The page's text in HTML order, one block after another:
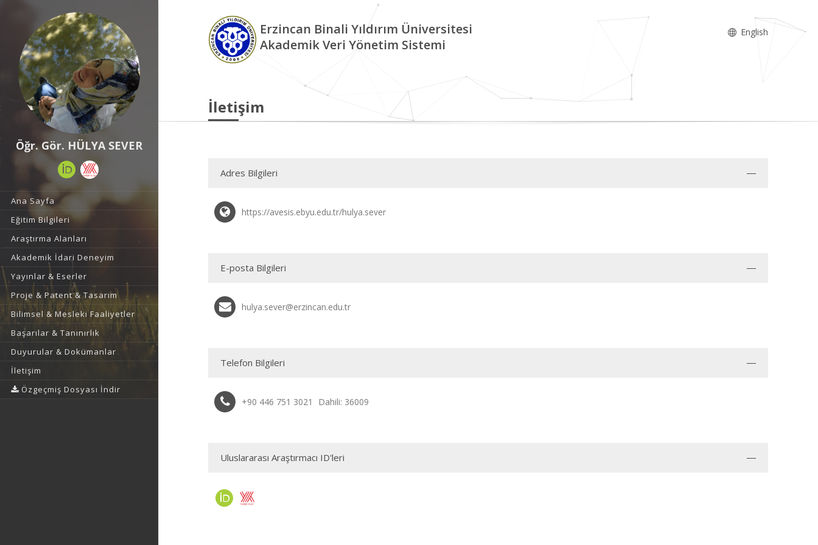
Öğr. Gör. HÜLYA SEVER
Ana Sayfa
Eğitim Bilgileri
Araştırma Alanları
Akademik İdari Deneyim
Yayınlar & Eserler
Proje & Patent & Tasarım
Bilimsel & Mesleki Faaliyetler
Başarılar & Tanınırlık
Duyurular & Dokümanlar
İletişim
Özgeçmiş Dosyası İndir
Erzincan Binali Yıldırım Üniversitesi
Akademik Veri Yönetim Sistemi
English
İletişim
Adres Bilgileri
https://avesis.ebyu.edu.tr/hulya.sever
E-posta Bilgileri
hulya.sever@erzincan.edu.tr
Telefon Bilgileri
+90 446 751 3021 Dahili: 36009
Uluslararası Araştırmacı ID'leri